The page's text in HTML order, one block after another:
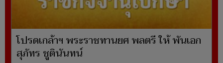
โปรดเกล้าฯ พระราชทานยศ พลตรี ให้ พันเอก
สุภัทร ชูตินันทน์